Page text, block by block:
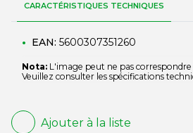
CARACTÉRISTIQUES TECHNIQUES
EAN: 5600307351260
Nota: L'image peut ne pas
Veuillez consulter les spécifications
Ajouter à la liste